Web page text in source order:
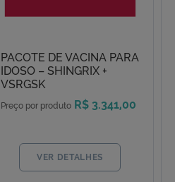
PACOTE DE VACINA PARA
IDOSO – SHINGRIX +
VSRGSK
Preço por produto R$ 3.341,00
VER DETALHES